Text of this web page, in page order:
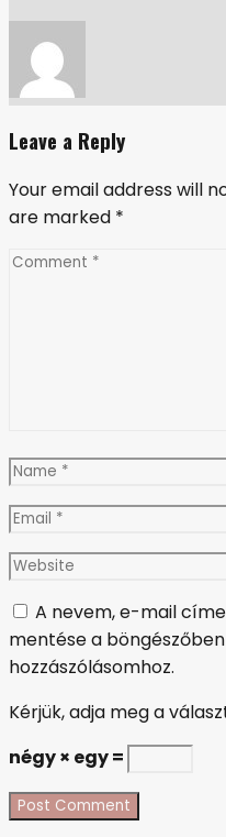
Leave a Reply
Your email address will
are marked *
Comment
Name
Email
Website
A nevem, e-mail
mentése a
hozzászólásomhoz.
Kérjük, adja meg a
négy × egy =